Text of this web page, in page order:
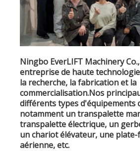
Ningbo EverLIFT Machinery
entreprise de haute
la recherche, la fabrication et la
commercialisation.Nos
différents types d'équipements
notamment un transpalette
transpalette électrique, un
un chariot élévateur, une
aérienne, etc.